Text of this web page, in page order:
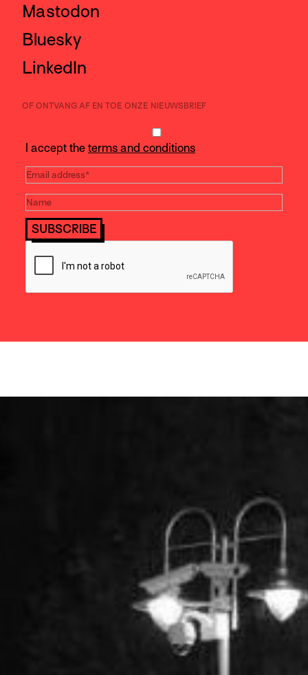
Mastodon
Bluesky
LinkedIn
OF ONTVANG AF EN TOE ONZE NIEUWSBRIEF
I accept the terms and conditions
SUBSCRIBE